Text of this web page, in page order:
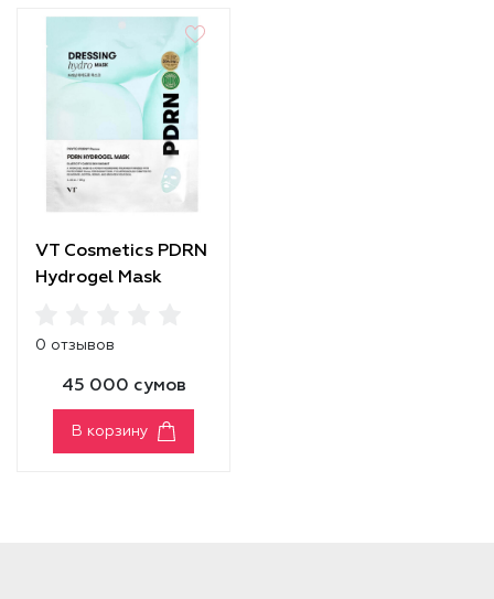
VT Cosmetics PDRN
Hydrogel Mask
0 отзывов
45 000 сумов
В корзину